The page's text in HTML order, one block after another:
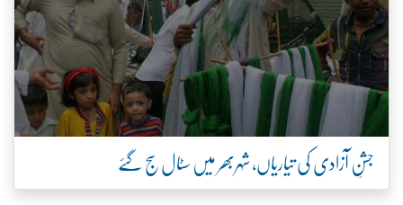
جشنِ آزادی کی تیاریاں، شہربھر میں سٹال سج گئے